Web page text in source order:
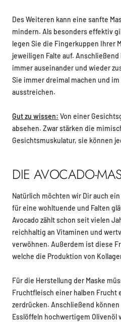
Des Weiteren kann eine sanfte
mindern. Als besonders effektiv
legen Sie die Fingerkuppen Ihrer
jeweiligen Falte auf.
immer auseinander und wieder
Sie immer dreimal machen und
ausstreichen.
Gut zu wissen: Von einer
absehen. Zwar stärken die
Gesichtsmuskulatur, sie können
DIE AVOCADO-
Natürlich möchten wir Dir auch
für eine wohltuende und Falten
Avocado zählt schon seit vielen
reichhaltig an Vitaminen und
verwöhnen. Außerdem ist diese
welche die Produktion von
Für die Herstellung der Maske
Fruchtfleisch einer halben Frucht
zerdrücken. Anschließend
Esslöffeln hochwertigem Olivenöl